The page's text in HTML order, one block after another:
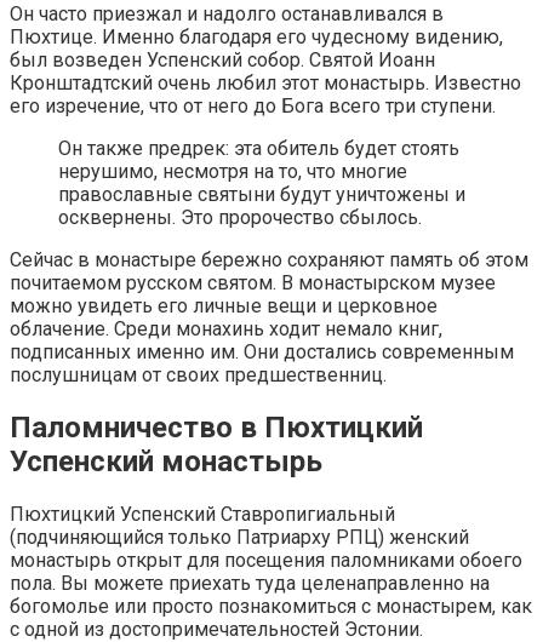
Он часто приезжал и надолго останавливался в
Пюхтице. Именно благодаря его чудесному видению,
был возведен Успенский собор. Святой Иоанн
Кронштадтский очень любил этот монастырь. Известно
его изречение, что от него до Бога всего три ступени.
Он также предрек: эта обитель будет стоять
нерушимо, несмотря на то, что многие
православные святыни будут уничтожены и
осквернены. Это пророчество сбылось.
Сейчас в монастыре бережно сохраняют память об этом
почитаемом русском святом. В монастырском музее
можно увидеть его личные вещи и церковное
облачение. Среди монахинь ходит немало книг,
подписанных именно им. Они достались современным
послушницам от своих предшественниц.
Паломничество в Пюхтицкий
Успенский монастырь
Пюхтицкий Успенский Ставропигиальный
(подчиняющийся только Патриарху РПЦ) женский
монастырь открыт для посещения паломниками обоего
пола. Вы можете приехать туда целенаправленно на
богомолье или просто познакомиться с монастырем, как
с одной из достопримечательностей Эстонии.